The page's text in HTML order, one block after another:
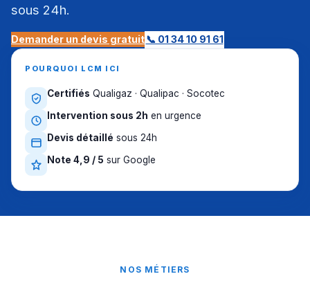
sous 24h.
Demander un devis gratuit📞 01 34 10 91 61
POURQUOI LCM ICI
Certifiés Qualigaz · Qualipac · Socotec
Intervention sous 2h en urgence
Devis détaillé sous 24h
Note 4,9 / 5 sur Google
NOS MÉTIERS